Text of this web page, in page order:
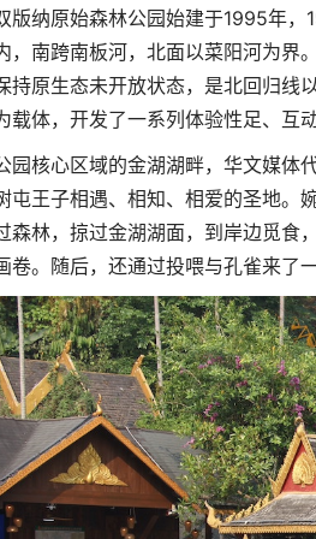
版纳原始森林公园始建于1995年
，南跨南板河，北面以菜阳河为界
持原生态未开放状态，是北回归线
载体，开发了一系列体验性足、互
园核心区域的金湖湖畔，华文媒体
屯王子相遇、相知、相爱的圣地。
森林，掠过金湖湖面，到岸边觅食
卷。随后，还通过投喂与孔雀来了一